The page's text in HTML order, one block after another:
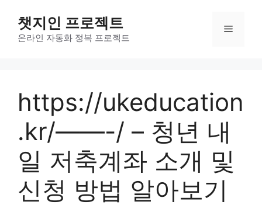
챗지인 프로젝트
온라인 자동화 정복 프로젝트
메
https://ukeducation
.kr/——-/ – 청년 내
일 저축계좌 소개 및
신청 방법 알아보기